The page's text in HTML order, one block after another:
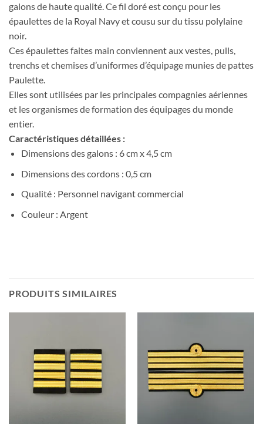
galons de haute qualité. Ce fil doré est conçu pour les
épaulettes de la Royal Navy et cousu sur du tissu polylaine
noir.
Ces épaulettes faites main conviennent aux vestes, pulls,
trenchs et chemises d’uniformes d’équipage munies de pattes
Paulette.
Elles sont utilisées par les principales compagnies aériennes
et les organismes de formation des équipages du monde
entier.
Caractéristiques détaillées :
Dimensions des galons : 6 cm x 4,5 cm
Dimensions des cordons : 0,5 cm
Qualité : Personnel navigant commercial
Couleur : Argent
PRODUITS SIMILAIRES